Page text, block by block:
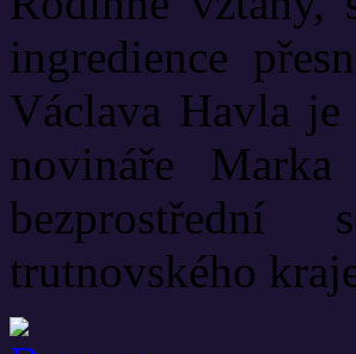
ingredience
Václava Havla
novináře
bezprostřední
trutnovského